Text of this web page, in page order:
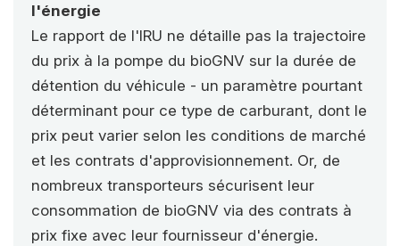
l'énergie
Le rapport de l'IRU ne détaille pas la trajectoire
du prix à la pompe du bioGNV sur la durée de
détention du véhicule - un paramètre pourtant
déterminant pour ce type de carburant, dont le
prix peut varier selon les conditions de marché
et les contrats d'approvisionnement. Or, de
nombreux transporteurs sécurisent leur
consommation de bioGNV via des contrats à
prix fixe avec leur fournisseur d'énergie.